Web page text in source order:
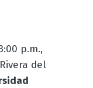
p.m.,
del